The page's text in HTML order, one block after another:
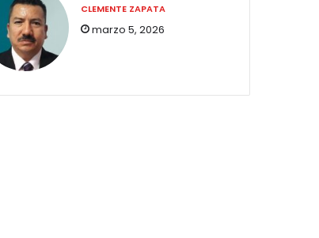
CLEMENTE ZAPATA
marzo 5, 2026